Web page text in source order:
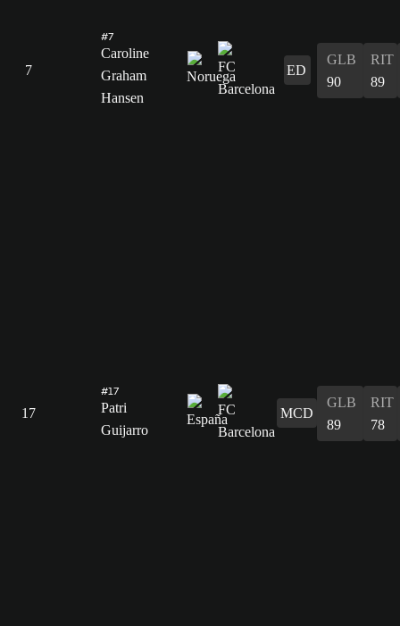
7
#7
Caroline
Graham
Hansen
ED
GLB
90
RIT
89
17
#17
Patri
Guijarro
MCD
GLB
89
RIT
78